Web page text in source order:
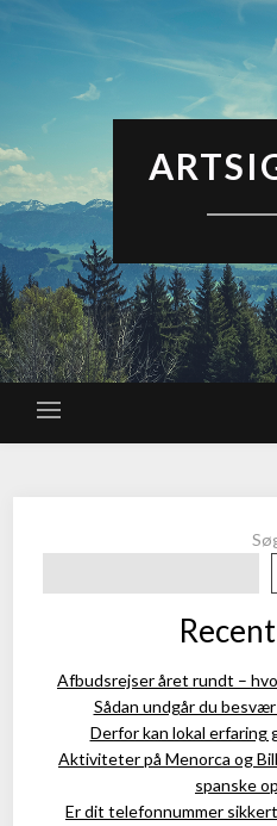
Afbudsrejser året rundt –
Sådan undgår du
Derfor kan lokal
Aktiviteter på Menorca og
spanske
Er dit telefonnummer